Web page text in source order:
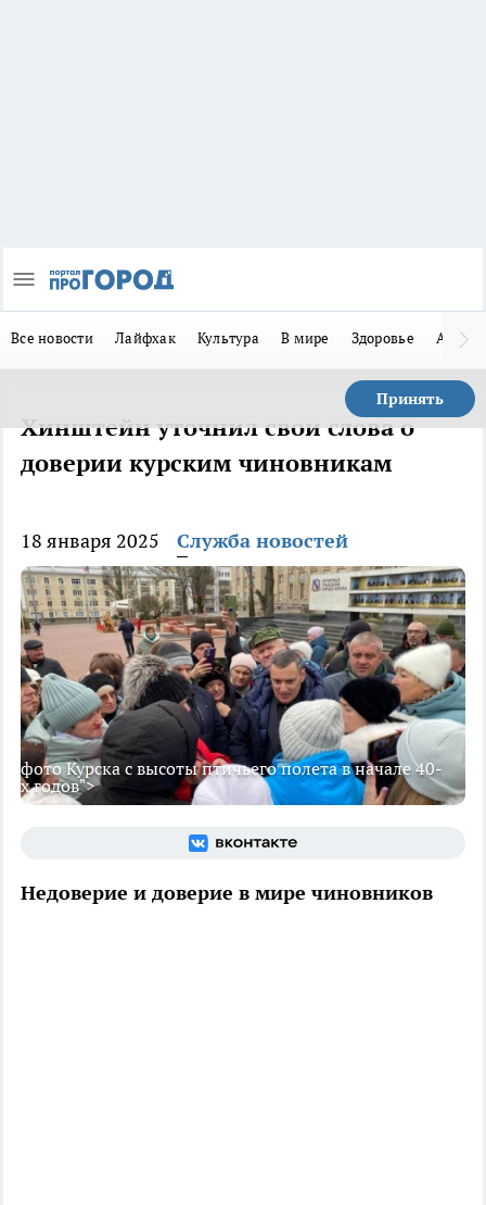
Все новости Лайфхак Культура В мире Здоровье Авто
Принять
Хинштейн уточнил свои слова о
доверии курским чиновникам
18 января 2025 Служба новостей
фото Курска с высоты птичьего полета в начале 40-
х годов">
Недоверие и доверие в мире чиновников